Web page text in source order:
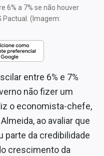
6% a 7% se não houver
Pactual. (Imagem:
entre 6% e 7%
não fizer um
o economista-chefe,
ao avaliar que
parte da credibilidade
crescimento da